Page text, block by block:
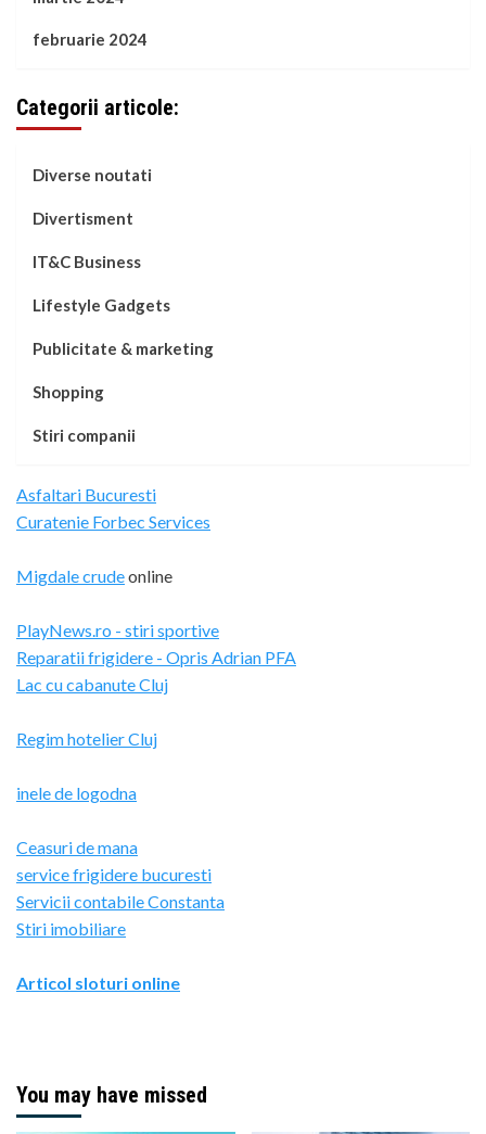
februarie 2024
Categorii articole:
Diverse noutati
Divertisment
IT&C Business
Lifestyle Gadgets
Publicitate & marketing
Shopping
Stiri companii
Asfaltari Bucuresti
Curatenie Forbec Services
Migdale crudeonline
PlayNews.ro - stiri sportive
Reparatii frigidere - Opris Adrian PFA
Lac cu cabanute Cluj
Regim hotelier Cluj
inele de logodna
Ceasuri de mana
service frigidere bucuresti
Servicii contabile Constanta
Stiri imobiliare
Articol sloturi online
You may have missed